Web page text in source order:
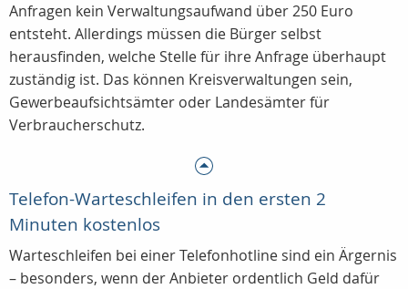
Anfragen kein Verwaltungsaufwand über 250 Euro
entsteht. Allerdings müssen die Bürger selbst
herausfinden, welche Stelle für ihre Anfrage überhaupt
zuständig ist. Das können Kreisverwaltungen sein,
Gewerbeaufsichtsämter oder Landesämter für
Verbraucherschutz.
Telefon-Warteschleifen in den ersten 2
Minuten kostenlos
Warteschleifen bei einer Telefonhotline sind ein Ärgernis
– besonders, wenn der Anbieter ordentlich Geld dafür